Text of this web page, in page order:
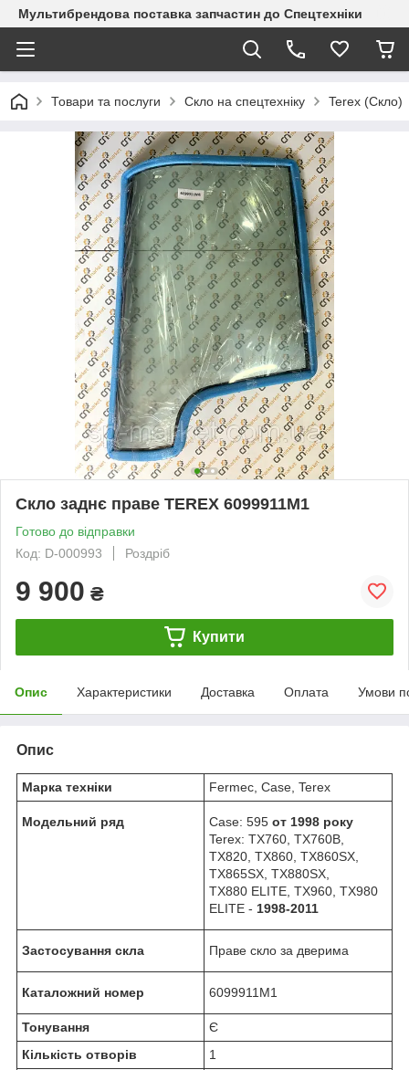
Мультибрендова поставка запчастин до Спецтехніки
Товари та послуги Скло на спецтехніку Terex (Скло)
Скло заднє праве TEREX 6099911M1
Готово до відправки
Код: D-000993
Роздріб
9 900 ₴
Купити
Опис Характеристики Доставка Оплата Умови
Опис
Марка техніки Fermec, Case, Terex
Модельний ряд Case: 595 от 1998 року
Terex: TX760, TX760B,
TX820, TX860, TX860SX,
TX865SX, TX880SX,
TX880 ELITE, TX960, TX980
ELITE - 1998-2011
Застосування скла Праве скло за дверима
Каталожний номер 6099911M1
Тонування
Є
Кількість отворів
1